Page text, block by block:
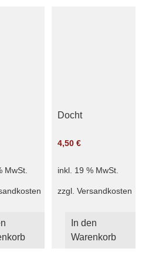
MwSt.
Docht
4,50 €
inkl. 19 % MwSt.
zzgl. Versandkosten
In den
Warenkorb